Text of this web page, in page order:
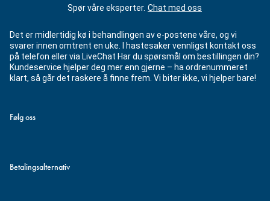
Spør våre eksperter. Chat med oss
Det er midlertidig kø i behandlingen av e-postene våre, og vi
svarer innen omtrent en uke. I hastesaker vennligst kontakt oss
på telefon eller via LiveChat Har du spørsmål om bestillingen din?
Kundeservice hjelper deg mer enn gjerne – ha ordrenummeret
klart, så går det raskere å finne frem. Vi biter ikke, vi hjelper bare!
Følg oss
Betalingsalternativ